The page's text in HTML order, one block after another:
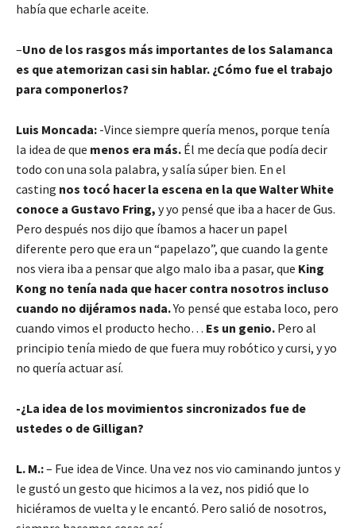
había que echarle aceite.
–Uno de los rasgos más importantes de los Salamanca
es que atemorizan casi sin hablar. ¿Cómo fue el trabajo
para componerlos?
Luis Moncada: -Vince siempre quería menos, porque tenía
la idea de que menos era más. Él me decía que podía decir
todo con una sola palabra, y salía súper bien. En el
casting nos tocó hacer la escena en la que Walter White
conoce a Gustavo Fring, y yo pensé que iba a hacer de Gus.
Pero después nos dijo que íbamos a hacer un papel
diferente pero que era un “papelazo”, que cuando la gente
nos viera iba a pensar que algo malo iba a pasar, que King
Kong no tenía nada que hacer contra nosotros incluso
cuando no dijéramos nada.Yo pensé que estaba loco, pero
cuando vimos el producto hecho… Es un genio. Pero al
principio tenía miedo de que fuera muy robótico y cursi, y yo
no quería actuar así.
-¿La idea de los movimientos sincronizados fue de
ustedes o de Gilligan?
L. M.:– Fue idea de Vince. Una vez nos vio caminando juntos y
le gustó un gesto que hicimos a la vez, nos pidió que lo
hiciéramos de vuelta y le encantó. Pero salió de nosotros,